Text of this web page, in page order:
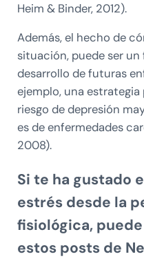
Heim & Binder, 2012).
Además, el hecho de
situación, puede ser
desarrollo de futuras
ejemplo, una
riesgo de depresión
es de enfermedades
2008).
Si te ha gustado
estrés desde la
fisiológica,
estos posts de